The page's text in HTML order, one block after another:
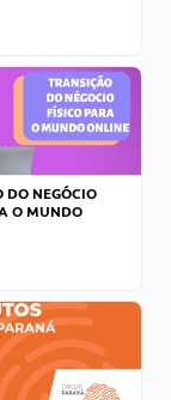
DO NEGÓCIO
O MUNDO